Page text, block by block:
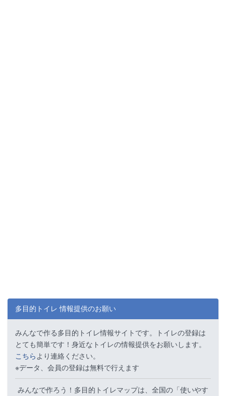
多目的トイレ 情報提供のお願い
みんなで作る多目的トイレ情報サイトです。トイレの登録は
とても簡単です！身近なトイレの情報提供をお願いします。
こちらより連絡ください。
※データ、会員の登録は無料で行えます
みんなで作ろう！多目的トイレマップは、全国の「使いやす